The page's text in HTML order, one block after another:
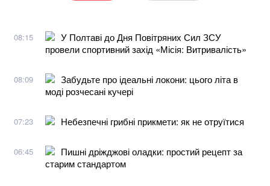
08:15
У Полтаві до Дня Повітряних Сил ЗСУ
провели спортивний захід «Місія: Витривалість»
08:09
Забудьте про ідеальні локони: цього літа в
моді розчесані кучері
07:23 Небезпечні грибні прикмети: як не отруїтися
06:45
Пишні дріжджові оладки: простий рецепт за
старим стандартом